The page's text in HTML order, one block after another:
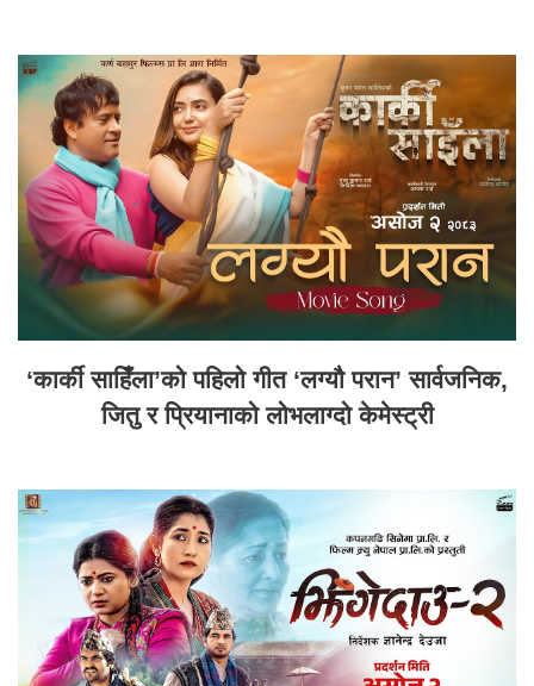
‘कार्की साहिँला’को पहिलो गीत ‘लग्यौ परान’ सार्वजनिक,
जितु र प्रियानाको लोभलाग्दो केमेस्ट्री